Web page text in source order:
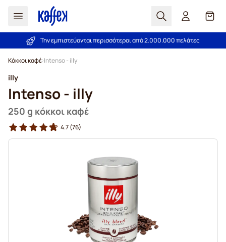
Αναζήτηση
Εγγύηση καλύτερης τιμής!
Την εμπιστεύονται περισσότεροι από 2.000.000 πελάτες
Κόκκοι καφέ Intenso - illy
illy
Intenso - illy
250 g κόκκοι καφέ
4.7(76)